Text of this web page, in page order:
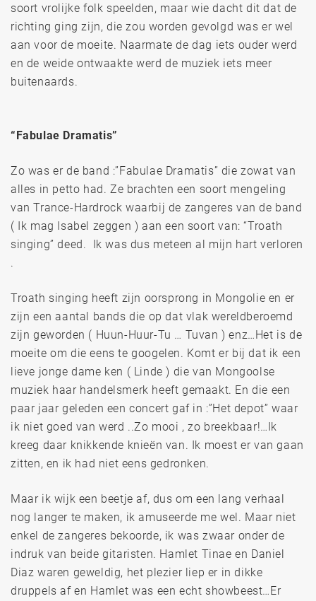
soort vrolijke folk speelden, maar wie dacht dit dat de
richting ging zijn, die zou worden gevolgd was er wel
aan voor de moeite. Naarmate de dag iets ouder werd
en de weide ontwaakte werd de muziek iets meer
buitenaards.
“Fabulae Dramatis”
Zo was er de band :”Fabulae Dramatis” die zowat van
alles in petto had. Ze brachten een soort mengeling
van Trance-Hardrock waarbij de zangeres van de band
( Ik mag Isabel zeggen ) aan een soort van: “Troath
singing” deed. Ik was dus meteen al mijn hart verloren
.
Troath singing heeft zijn oorsprong in Mongolie en er
zijn een aantal bands die op dat vlak wereldberoemd
zijn geworden ( Huun-Huur-Tu … Tuvan ) enz…Het is de
moeite om die eens te googelen. Komt er bij dat ik een
lieve jonge dame ken ( Linde ) die van Mongoolse
muziek haar handelsmerk heeft gemaakt. En die een
paar jaar geleden een concert gaf in :”Het depot” waar
ik niet goed van werd ..Zo mooi , zo breekbaar!…Ik
kreeg daar knikkende knieën van. Ik moest er van gaan
zitten, en ik had niet eens gedronken.
Maar ik wijk een beetje af, dus om een lang verhaal
nog langer te maken, ik amuseerde me wel. Maar niet
enkel de zangeres bekoorde, ik was zwaar onder de
indruk van beide gitaristen. Hamlet Tinae en Daniel
Diaz waren geweldig, het plezier liep er in dikke
druppels af en Hamlet was een echt showbeest…Er